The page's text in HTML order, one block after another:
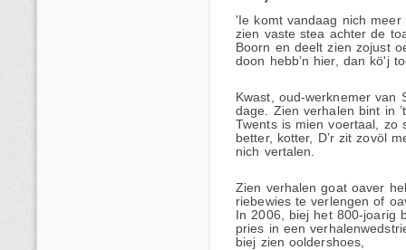
'Ie komt vandaag nich
zien vaste stea achter de
Boorn en deelt zien zojust
doon hebb’n hier, dan kö'j
Kwast, oud-werknemer van
dage. Zien verhalen bint in
Twents is mien voertaal, zo
better, kotter, D’r zit zovöl
nich vertalen.
Zien verhalen goat oaver
riebewies te verlengen of
In 2006, biej het 800-joarig
pries in een
biej zien ooldershoes,